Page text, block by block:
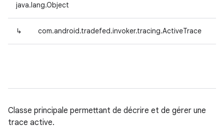
java.lang.Object
↳ com.android.tradefed.invoker.tracing.ActiveTrace
Classe principale permettant de décrire et de gérer une
trace active.